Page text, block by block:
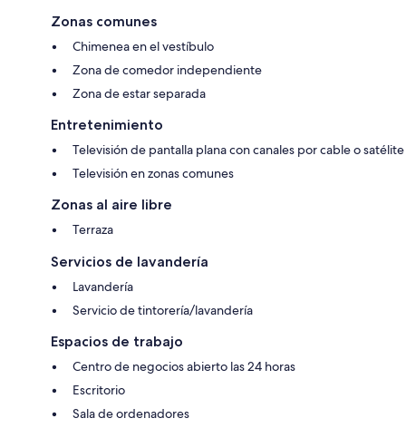
Zonas comunes
Chimenea en el vestíbulo
Zona de comedor independiente
Zona de estar separada
Entretenimiento
Televisión de pantalla plana con canales por cable o satélite
Televisión en zonas comunes
Zonas al aire libre
Terraza
Servicios de lavandería
Lavandería
Servicio de tintorería/lavandería
Espacios de trabajo
Centro de negocios abierto las 24 horas
Escritorio
Sala de ordenadores